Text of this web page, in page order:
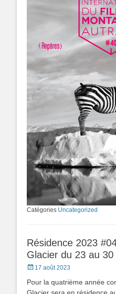
Catégories Uncategorized
Résidence 2023
Glacier du 23 au
Posted
17 août 2023
Pour la quatrième année